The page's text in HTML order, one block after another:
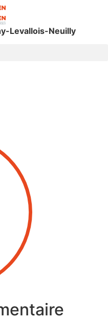
Levallois-Neuilly